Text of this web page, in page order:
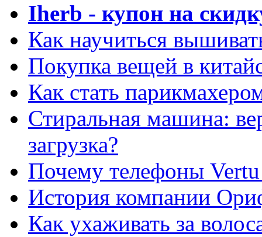
Iherb - купон на
Как научиться
Покупка вещей в
Как стать
Стиральная машина:
загрузка?
Почему телефоны Vertu
История компании
Как ухаживать за